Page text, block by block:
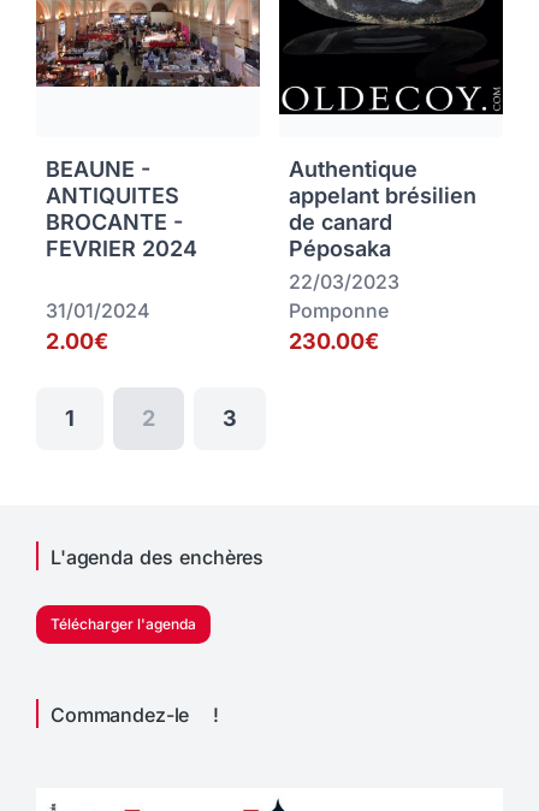
BEAUNE -
ANTIQUITES
BROCANTE -
FEVRIER 2024
31/01/2024
2.00€
Authentique
appelant brésilien
de canard
Péposaka
22/03/2023
Pomponne
230.00€
1 2 3
L'agenda des enchères
Télécharger l'agenda
Commandez-le !